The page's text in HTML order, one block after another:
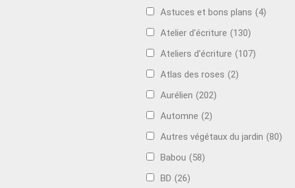
Astuces et bons plans (4)
Atelier d'écriture (130)
Ateliers d'écriture (107)
Atlas des roses (2)
Aurélien (202)
Automne (2)
Autres végétaux du jardin (80)
Babou (58)
BD (26)